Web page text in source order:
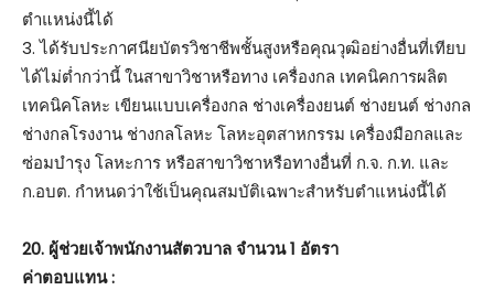
ตำแหน่งนี้ได้
3. ได้รับประกาศนียบัตรวิชาชีพชั้นสูงหรือคุณวุฒิอย่างอื่นที่เทียบ
ได้ไม่ต่ำกว่านี้ ในสาขาวิชาหรือทาง เครื่องกล เทคนิคการผลิต
เทคนิคโลหะ เขียนแบบเครื่องกล ช่างเครื่องยนต์ ช่างยนต์ ช่างกล
ช่างกลโรงงาน ช่างกลโลหะ โลหะอุตสาหกรรม เครื่องมือกลและ
ซ่อมบำรุง โลหะการ หรือสาขาวิชาหรือทางอื่นที่ ก.จ. ก.ท. และ
ก.อบต. กำหนดว่าใช้เป็นคุณสมบัติเฉพาะสำหรับตำแหน่งนี้ได้
20. ผู้ช่วยเจ้าพนักงานสัตวบาล จำนวน 1 อัตรา
ค่าตอบแทน :